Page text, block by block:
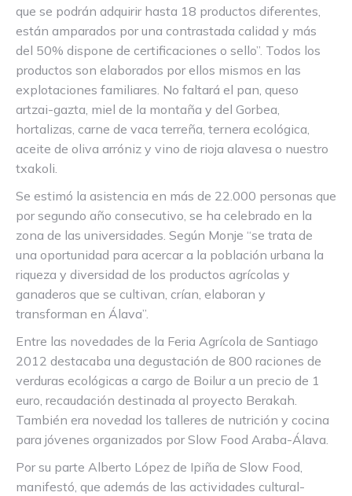
que se podrán adquirir hasta 18 productos diferentes,
están amparados por una contrastada calidad y más
del 50% dispone de certificaciones o sello”. Todos los
productos son elaborados por ellos mismos en las
explotaciones familiares. No faltará el pan, queso
artzai-gazta, miel de la montaña y del Gorbea,
hortalizas, carne de vaca terreña, ternera ecológica,
aceite de oliva arróniz y vino de rioja alavesa o nuestro
txakoli.
Se estimó la asistencia en más de 22.000 personas que
por segundo año consecutivo, se ha celebrado en la
zona de las universidades. Según Monje “se trata de
una oportunidad para acercar a la población urbana la
riqueza y diversidad de los productos agrícolas y
ganaderos que se cultivan, crían, elaboran y
transforman en Álava”.
Entre las novedades de la Feria Agrícola de Santiago
2012 destacaba una degustación de 800 raciones de
verduras ecológicas a cargo de Boilur a un precio de 1
euro, recaudación destinada al proyecto Berakah.
También era novedad los talleres de nutrición y cocina
para jóvenes organizados por Slow Food Araba-Álava.
Por su parte Alberto López de Ipiña de Slow Food,
manifestó, que además de las actividades cultural-